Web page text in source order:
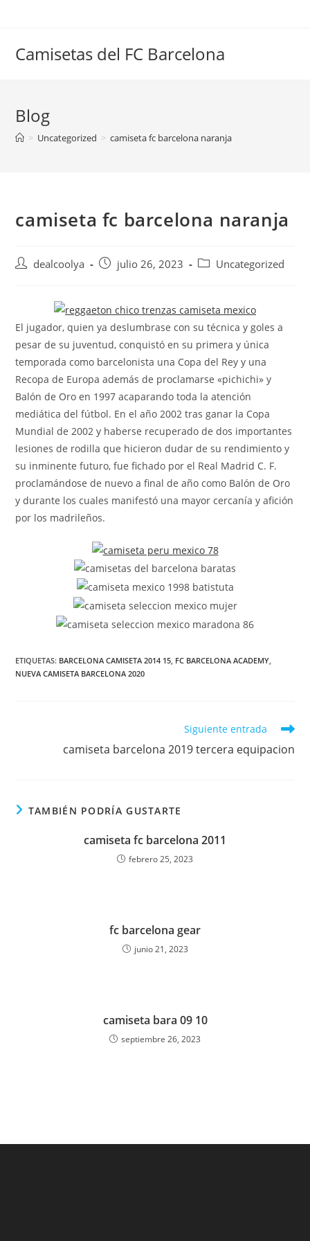
Camisetas del FC Barcelona
Blog
> Uncategorized > camiseta fc barcelona naranja
camiseta fc barcelona naranja
Autordealcoolya
Publicación
entrada:
julio 26, 2023
Categoría
entrada:
Uncategorized
El jugador, quien ya deslumbrase con su técnica y goles a
pesar de su juventud, conquistó en su primera y única
temporada como barcelonista una Copa del Rey y una
Recopa de Europa además de proclamarse «pichichi» y
Balón de Oro en 1997 acaparando toda la atención
mediática del fútbol. En el año 2002 tras ganar la Copa
Mundial de 2002 y haberse recuperado de dos importantes
lesiones de rodilla que hicieron dudar de su rendimiento y
su inminente futuro, fue fichado por el Real Madrid C. F.
proclamándose de nuevo a final de año como Balón de Oro
y durante los cuales manifestó una mayor cercanía y afición
por los madrileños.
ETIQUETAS: BARCELONA CAMISETA 2014 15 FC BARCELONA ACADEMY
NUEVA CAMISETA BARCELONA 2020
Siguiente entrada
camiseta barcelona 2019 tercera equipacion
TAMBIÉN PODRÍA GUSTARTE
camiseta fc barcelona 2011
febrero 25, 2023
fc barcelona gear
junio 21, 2023
camiseta bara 09 10
septiembre 26, 2023